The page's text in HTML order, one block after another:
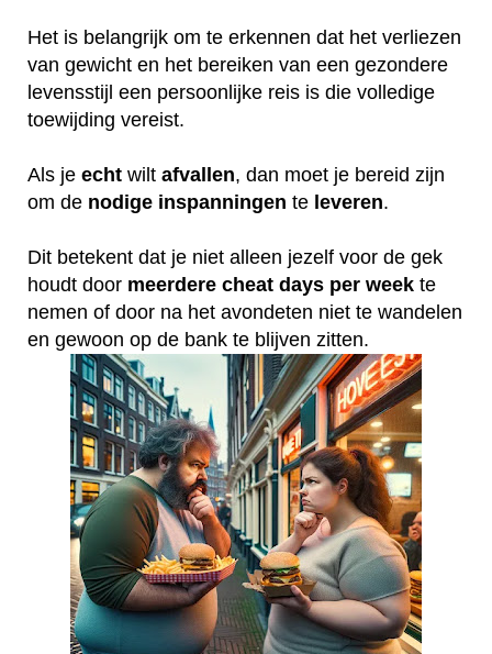
Het is belangrijk om te erkennen dat het verliezen
van gewicht en het bereiken van een gezondere
levensstijl een persoonlijke reis is die volledige
toewijding vereist.
Als je echt wilt afvallen, dan moet je bereid zijn
om de nodige inspanningen te leveren.
Dit betekent dat je niet alleen jezelf voor de gek
houdt door meerdere cheat days per week te
nemen of door na het avondeten niet te wandelen
en gewoon op de bank te blijven zitten.